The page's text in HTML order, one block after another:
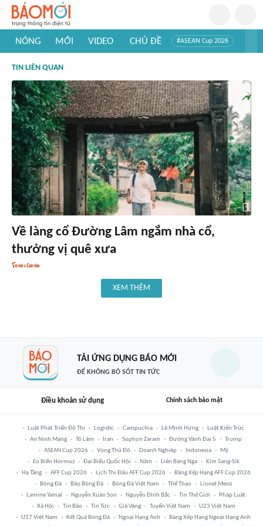
NÓNG MỚI VIDEO CHỦ ĐỀ #ASEAN Cup 2026
#Khám phá thế giới
TIN LIÊN QUAN
Về làng cổ Đường Lâm ngắm nhà cổ,
thưởng vị quê xưa
XEM THÊM
TẢI ỨNG DỤNG BÁO MỚI
ĐỂ KHÔNG BỎ SÓT TIN TỨC
Điều khoản sử dụng Chính sách bảo mật
Luật Phát Triển Đô Thị Logistic Campuchia Lê Minh Hưng
Luật Kiến Trúc
An Ninh Mạng
Tô Lâm Iran Sophon Zaram Đường Vành Đai 5
Trump
ASEAN Cup 2026
Vùng Thủ Đô Doanh Nghiệp Indonesia
Mỹ
Eo Biển Hormuz
Đại Biểu Quốc Hội Năm Liên Bang Nga
Kim Sang-Sik
Hạ Tầng
AFF Cup 2026 Lịch Thi Đấu AFF Cup 2026
Bảng Xếp Hạng AFF Cup 2026
Bóng Đá
Báo Bóng Đá Bóng Đá Việt Nam Thể Thao
Lionel Messi
Lamine Yamal
Nguyễn Xuân Son Nguyễn Đình Bắc Tin Thế Giới
Pháp Luật
Xã Hội
Tin Bão Tin Tức Giá Vàng Tuyển Việt Nam
U23 Việt Nam
U17 Việt Nam
Kết Quả Bóng Đá Ngoại Hạng Anh
Bảng Xếp Hạng Ngoại Hạng Anh